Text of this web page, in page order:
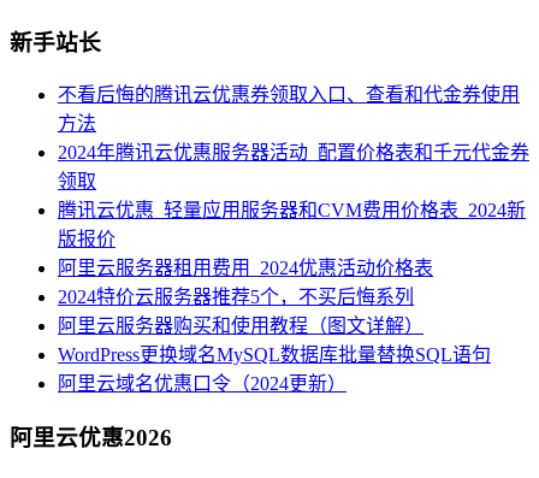
新手站长
不看后悔的腾讯云优惠券领取入口、查看和代金券使用
方法
2024年腾讯云优惠服务器活动_配置价格表和千元代金券
领取
腾讯云优惠_轻量应用服务器和CVM费用价格表_2024新
版报价
阿里云服务器租用费用_2024优惠活动价格表
2024特价云服务器推荐5个，不买后悔系列
阿里云服务器购买和使用教程（图文详解）
WordPress更换域名MySQL数据库批量替换SQL语句
阿里云域名优惠口令（2024更新）
阿里云优惠2026